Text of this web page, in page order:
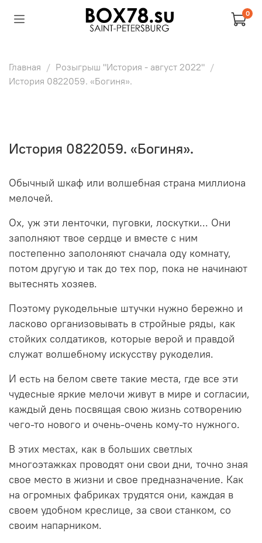
0
Главная
Розыгрыш "История - август 2022"
История 0822059. «Богиня».
История 0822059. «Богиня».
Обычный шкаф или волшебная страна миллиона
мелочей.
Ох, уж эти ленточки, пуговки, лоскутки... Они
заполняют твое сердце и вместе с ним
постепенно заполоняют сначала оду комнату,
потом другую и так до тех пор, пока не начинают
вытеснять хозяев.
Поэтому рукодельные штучки нужно бережно и
ласково организовывать в стройные ряды, как
стойких солдатиков, которые верой и правдой
служат волшебному искусству рукоделия.
И есть на белом свете такие места, где все эти
чудесные яркие мелочи живут в мире и согласии,
каждый день посвящая свою жизнь сотворению
чего-то нового и очень-очень кому-то нужного.
В этих местах, как в больших светлых
многоэтажках проводят они свои дни, точно зная
свое место в жизни и свое предназначение. Как
на огромных фабриках трудятся они, каждая в
своем удобном креслице, за свои станком, со
своим напарником.